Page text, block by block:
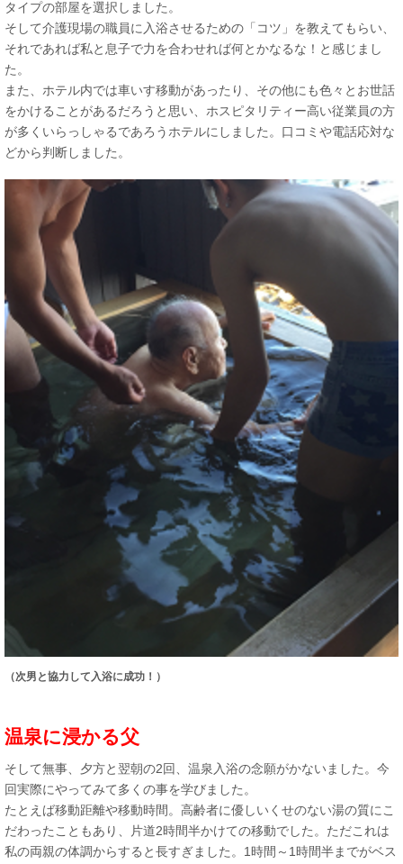
タイプの部屋を選択しました。
そして介護現場の職員に入浴させるための「コツ」を教えてもらい、
それであれば私と息子で力を合わせれば何とかなるな！と感じまし
た。
また、ホテル内では車いす移動があったり、その他にも色々とお世話
をかけることがあるだろうと思い、ホスピタリティー高い従業員の方
が多くいらっしゃるであろうホテルにしました。口コミや電話応対な
どから判断しました。
（次男と協力して入浴に成功！）
温泉に浸かる父
そして無事、夕方と翌朝の2回、温泉入浴の念願がかないました。今
回実際にやってみて多くの事を学びました。
たとえば移動距離や移動時間。高齢者に優しいくせのない湯の質にこ
だわったこともあり、片道2時間半かけての移動でした。ただこれは
私の両親の体調からすると長すぎました。1時間～1時間半までがベス